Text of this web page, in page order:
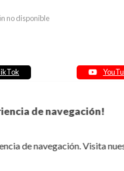
de navegación!
de navegación. Visita
no disponible
seguridad